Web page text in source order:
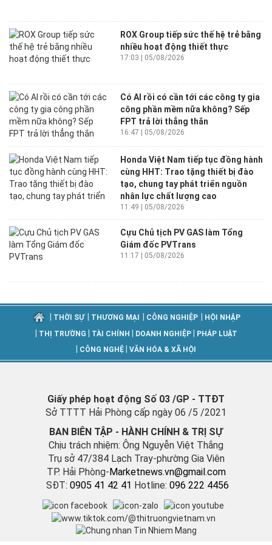
ROX Group tiếp sức thế hệ trẻ bằng
nhiều hoạt động thiết thực
17:03 | 05/08/2026
Có AI rồi có cần tới các công ty gia
công phần mềm nữa không? Sếp
FPT trả lời thẳng thắn
16:47 | 05/08/2026
Honda Việt Nam tiếp tục đồng hành
cùng HHT: Trao tặng thiết bị đào
tạo, chung tay phát triển nguồn
nhân lực chất lượng cao
11:49 | 05/08/2026
Cựu Chủ tịch PV GAS làm Tổng
Giám đốc PVTrans
11:17 | 05/08/2026
THỜI SỰ THƯƠNG MẠI CÔNG NGHIỆP HỘI NHẬP
THỊ TRƯỜNG TÀI CHÍNH DOANH NGHIỆP PHÁP LUẬT
CÔNG NGHỆ VĂN HÓA & XÃ HỘI
Giấy phép hoạt động Số 03 /GP - TTĐT
Sở TTTT Hải Phòng cấp ngày 06 /5 /2021
BAN BIÊN TẬP - HÀNH CHÍNH & TRỊ SỰ
Chịu trách nhiệm: Ông Nguyễn Việt Thắng
Trụ sở 47/384 Lạch Tray-phường Gia Viên
TP. Hải Phòng- Marketnews.vn@gmail.com
SĐT: 0905 41 42 41 Hotline: 096 222 4456